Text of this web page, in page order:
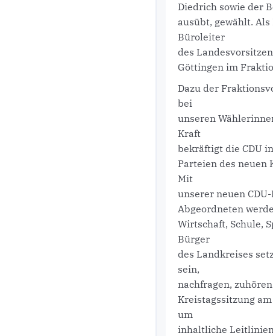
Diedrich sowie der
ausübt, gewählt.
Büroleiter
des
Göttingen im
Dazu der
bei
unseren
Kraft
bekräftigt die CDU
Parteien des neuen
Mit
unserer neuen
Abgeordneten
Wirtschaft, Schule,
Bürger
des Landkreises
sein,
nachfragen,
Kreistagssitzung
um
inhaltliche Leitlinien